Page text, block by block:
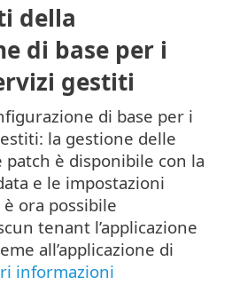
della
di base per i
gestiti
di base per i
la gestione delle
è disponibile con la
e le impostazioni
ora possibile
tenant l’applicazione
all’applicazione di
informazioni